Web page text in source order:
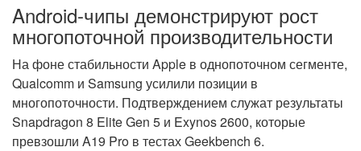
Android-чипы демонстрируют рост
многопоточной производительности
На фоне стабильности Apple в однопоточном сегменте,
Qualcomm и Samsung усилили позиции в
многопоточности. Подтверждением служат результаты
Snapdragon 8 Elite Gen 5 и Exynos 2600, которые
превзошли A19 Pro в тестах Geekbench 6.